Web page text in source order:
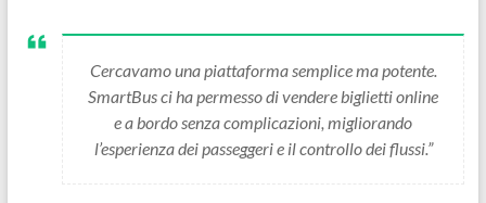
Cercavamo una piattaforma semplice ma potente.
SmartBus ci ha permesso di vendere biglietti online
e a bordo senza complicazioni, migliorando
l’esperienza dei passeggeri e il controllo dei flussi.”